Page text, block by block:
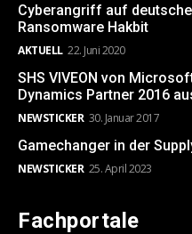
Cyberangriff auf
Ransomware Hakbit
AKTUELL 22. Juni 2020
SHS VIVEON von
Dynamics Partner 2016
NEWSTICKER 30. Januar 2017
Gamechanger in der
NEWSTICKER 25. April 2023
Fachportale